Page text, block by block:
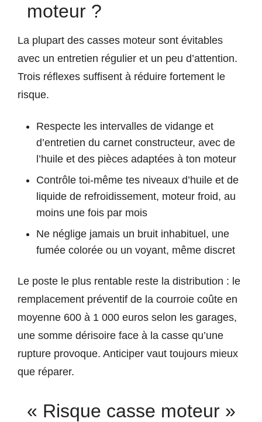
moteur ?
La plupart des casses moteur sont évitables
avec un entretien régulier et un peu d’attention.
Trois réflexes suffisent à réduire fortement le
risque.
Respecte les intervalles de vidange et
d’entretien du carnet constructeur, avec de
l’huile et des pièces adaptées à ton moteur
Contrôle toi-même tes niveaux d’huile et de
liquide de refroidissement, moteur froid, au
moins une fois par mois
Ne néglige jamais un bruit inhabituel, une
fumée colorée ou un voyant, même discret
Le poste le plus rentable reste la distribution : le
remplacement préventif de la courroie coûte en
moyenne 600 à 1 000 euros selon les garages,
une somme dérisoire face à la casse qu’une
rupture provoque. Anticiper vaut toujours mieux
que réparer.
« Risque casse moteur »